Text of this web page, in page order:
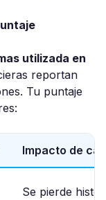
utilizada en
reportan
Tu puntaje
Impacto de
Se pierde